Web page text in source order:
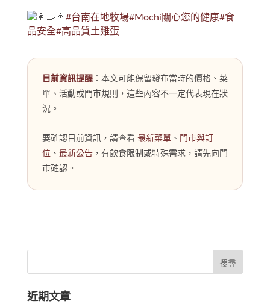
👨‍ #台南在地牧場#Mochi關心您的健康#食
品安全#高品質土雞蛋
目前資訊提醒：本文可能保留發布當時的價格、菜
單、活動或門市規則，這些內容不一定代表現在狀
況。
要確認目前資訊，請查看 最新菜單、 門市與訂
位 、 最新公告，有飲食限制或特殊需求，請先向門
市確認。
近期文章